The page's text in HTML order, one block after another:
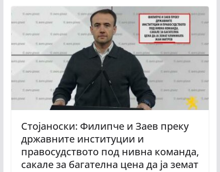
Стојаноски: Филипче и Заев преку
државните институции и
правосудството под нивна команда,
сакале за багателна цена да ја земат